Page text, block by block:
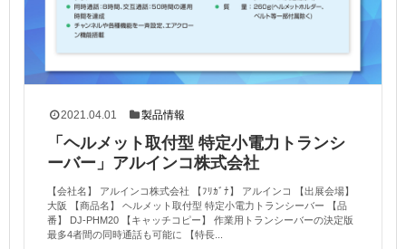
2021.04.01 製品情報
「ヘルメット取付型 特定小電力トランシ
ーバー」アルインコ株式会社
【会社名】 アルインコ株式会社 【ﾌﾘｶﾞﾅ】 アルインコ 【出展会場】
大阪 【商品名】 ヘルメット取付型 特定小電力トランシーバー 【品
番】 DJ-PHM20 【キャッチコピー】 作業用トランシーバーの決定版
最多4者間の同時通話も可能に 【特長...